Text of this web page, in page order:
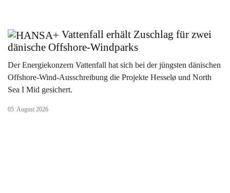
Vattenfall erhält Zuschlag für zwei
dänische Offshore-Windparks
Der Energiekonzern Vattenfall hat sich bei der jüngsten dänischen
Offshore-Wind-Ausschreibung die Projekte Hesselø und North
Sea I Mid gesichert.
05. August 2026